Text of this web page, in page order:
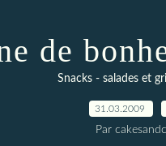
de
Snacks - salades et
31.03.2009
Par